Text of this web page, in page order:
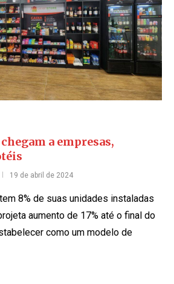
a empresas,
19 de abril de 2024
8% de suas unidades instaladas
aumento de 17% até o final do
como um modelo de